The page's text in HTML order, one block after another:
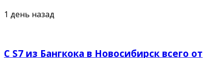
1 день назад
С S7 из Бангкока в Новосибирск всего от